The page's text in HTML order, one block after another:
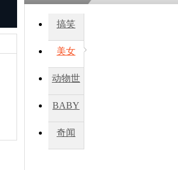
搞笑
美女
动物世
BABY
秀
奇闻